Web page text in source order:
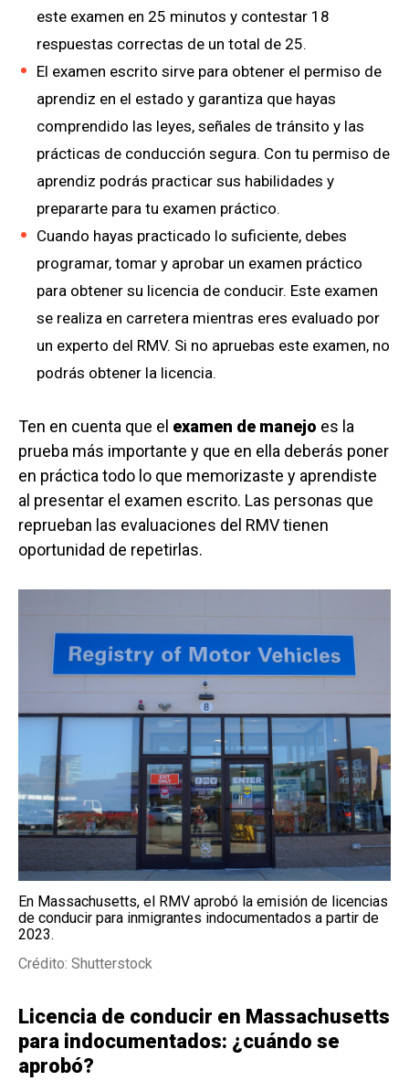
este examen en 25 minutos y contestar 18
respuestas correctas de un total de 25.
El examen escrito sirve para obtener el permiso de
aprendiz en el estado y garantiza que hayas
comprendido las leyes, señales de tránsito y las
prácticas de conducción segura. Con tu permiso de
aprendiz podrás practicar sus habilidades y
prepararte para tu examen práctico.
Cuando hayas practicado lo suficiente, debes
programar, tomar y aprobar un examen práctico
para obtener su licencia de conducir. Este examen
se realiza en carretera mientras eres evaluado por
un experto del RMV. Si no apruebas este examen, no
podrás obtener la licencia.
Ten en cuenta que el examen de manejo es la
prueba más importante y que en ella deberás poner
en práctica todo lo que memorizaste y aprendiste
al presentar el examen escrito. Las personas que
reprueban las evaluaciones del RMV tienen
oportunidad de repetirlas.
En Massachusetts, el RMV aprobó la emisión de licencias
de conducir para inmigrantes indocumentados a partir de
2023.
Crédito: Shutterstock
Licencia de conducir en Massachusetts
para indocumentados: ¿cuándo se
aprobó?